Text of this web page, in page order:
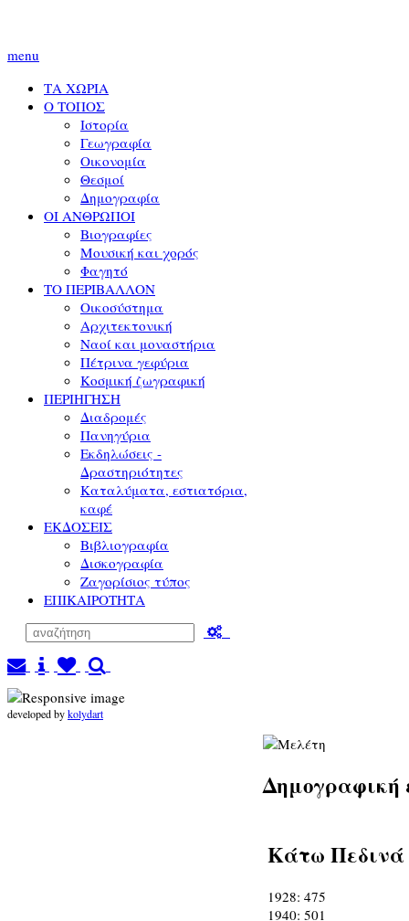
menu
ΤΑ ΧΩΡΙΑ
Ο ΤΟΠΟΣ
Ιστορία
Γεωγραφία
Οικονομία
Θεσμοί
Δημογραφία
ΟΙ ΑΝΘΡΩΠΟΙ
Βιογραφίες
Μουσική και χορός
Φαγητό
ΤΟ ΠΕΡΙΒΑΛΛΟΝ
Οικοσύστημα
Αρχιτεκτονική
Ναοί και μοναστήρια
Πέτρινα γεφύρια
Κοσμική ζωγραφική
ΠΕΡΙΗΓΗΣΗ
Διαδρομές
Πανηγύρια
Εκδηλώσεις -
Δραστηριότητες
Καταλύματα, εστιατόρια,
καφέ
ΕΚΔΟΣΕΙΣ
Βιβλιογραφία
Δισκογραφία
Ζαγορίσιος τύπος
ΕΠΙΚΑΙΡΟΤΗΤΑ
developed bykolydart
Δημογραφική
Κάτω Πεδινά
1928: 475
1940: 501